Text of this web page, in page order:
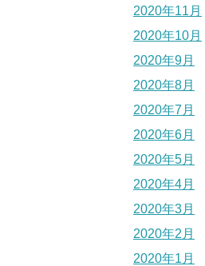
2020年11月
2020年10月
2020年9月
2020年8月
2020年7月
2020年6月
2020年5月
2020年4月
2020年3月
2020年2月
2020年1月